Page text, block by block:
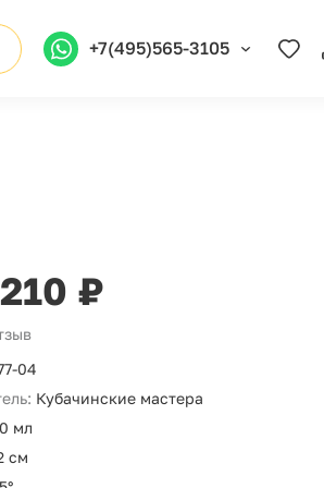
+7(495)565-3105
₽
04
Кубачинские мастера
мл
см